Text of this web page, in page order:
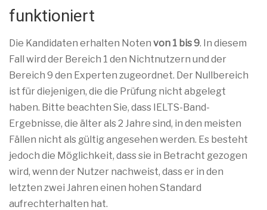
funktioniert
Die Kandidaten erhalten Noten von 1 bis 9. In diesem
Fall wird der Bereich 1 den Nichtnutzern und der
Bereich 9 den Experten zugeordnet. Der Nullbereich
ist für diejenigen, die die Prüfung nicht abgelegt
haben. Bitte beachten Sie, dass IELTS-Band-
Ergebnisse, die älter als 2 Jahre sind, in den meisten
Fällen nicht als gültig angesehen werden. Es besteht
jedoch die Möglichkeit, dass sie in Betracht gezogen
wird, wenn der Nutzer nachweist, dass er in den
letzten zwei Jahren einen hohen Standard
aufrechterhalten hat.